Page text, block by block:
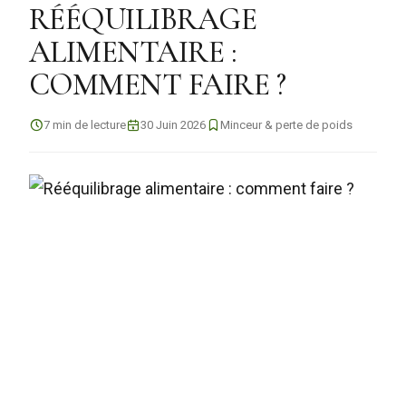
RÉÉQUILIBRAGE
ALIMENTAIRE :
COMMENT FAIRE ?
7 min de lecture 30 Juin 2026 Minceur & perte de poids